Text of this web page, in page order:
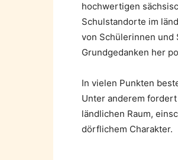
hochwertigen
Schulstandorte im
von Schülerinnen und
Grundgedanken her
In vielen Punkten
Unter anderem
ländlichen Raum,
dörflichem Charakter.